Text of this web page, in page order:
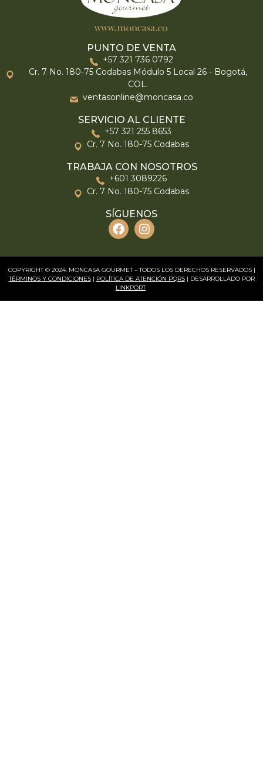
PUNTO DE VENTA
+57 321 736 0792
Cr. 7 No. 180-75 Codabas Módulo 5 Local 26 - Bogotá,
COL.
ventasonline@moncasa.co
SERVICIO AL CLIENTE
+57 321 255 8653
Cr. 7 No. 180-75 Codabas
TRABAJA CON NOSOTROS
+601 3089226
Cr. 7 No. 180-75 Codabas
SÍGUENOS
COPYRIGHT © 2024. MONCASA GOURMET – TODOS LOS DERECHOS RESERVADOS |
TÉRMINOS Y CONDICIONES| POLÍTICA DE ATENCIÓN PQRS| DESARROLLADO POR
LINKPORT